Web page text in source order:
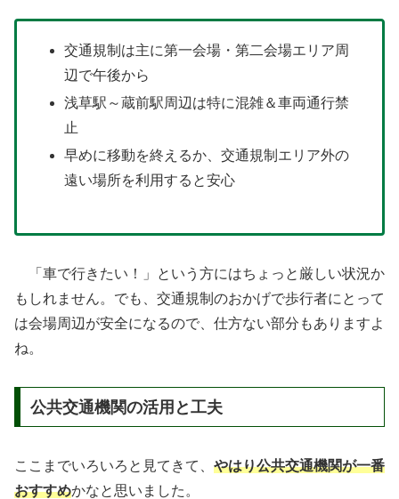
交通規制は主に第一会場・第二会場エリア周
辺で午後から
浅草駅～蔵前駅周辺は特に混雑＆車両通行禁
止
早めに移動を終えるか、交通規制エリア外の
遠い場所を利用すると安心
「車で行きたい！」という方にはちょっと厳しい状況か
もしれません。でも、交通規制のおかげで歩行者にとって
は会場周辺が安全になるので、仕方ない部分もありますよ
ね。
公共交通機関の活用と工夫
ここまでいろいろと見てきて、 やはり公共交通機関が一番
おすすめかなと思いました。